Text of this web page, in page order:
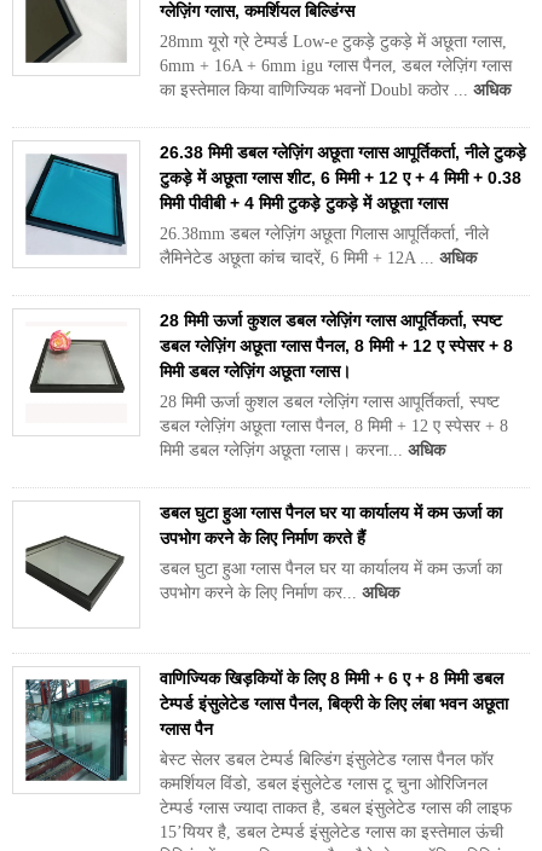
ग्लेज़िंग ग्लास, कमर्शियल बिल्डिंग्स
28mm यूरो ग्रे टेम्पर्ड Low-e टुकड़े टुकड़े में अछूता ग्लास,
6mm + 16A + 6mm igu ग्लास पैनल, डबल ग्लेज़िंग ग्लास
का इस्तेमाल किया वाणिज्यिक भवनों Doubl कठोर ... अधिक
26.38 मिमी डबल ग्लेज़िंग अछूता ग्लास आपूर्तिकर्ता, नीले टुकड़े
टुकड़े में अछूता ग्लास शीट, 6 मिमी + 12 ए + 4 मिमी + 0.38
मिमी पीवीबी + 4 मिमी टुकड़े टुकड़े में अछूता ग्लास
26.38mm डबल ग्लेज़िंग अछूता गिलास आपूर्तिकर्ता, नीले
लैमिनेटेड अछूता कांच चादरें, 6 मिमी + 12A ... अधिक
28 मिमी ऊर्जा कुशल डबल ग्लेज़िंग ग्लास आपूर्तिकर्ता, स्पष्ट
डबल ग्लेज़िंग अछूता ग्लास पैनल, 8 मिमी + 12 ए स्पेसर + 8
मिमी डबल ग्लेज़िंग अछूता ग्लास।
28 मिमी ऊर्जा कुशल डबल ग्लेज़िंग ग्लास आपूर्तिकर्ता, स्पष्ट
डबल ग्लेज़िंग अछूता ग्लास पैनल, 8 मिमी + 12 ए स्पेसर + 8
मिमी डबल ग्लेज़िंग अछूता ग्लास। करना... अधिक
डबल घुटा हुआ ग्लास पैनल घर या कार्यालय में कम ऊर्जा का
उपभोग करने के लिए निर्माण करते हैं
डबल घुटा हुआ ग्लास पैनल घर या कार्यालय में कम ऊर्जा का
उपभोग करने के लिए निर्माण कर... अधिक
वाणिज्यिक खिड़कियों के लिए 8 मिमी + 6 ए + 8 मिमी डबल
टेम्पर्ड इंसुलेटेड ग्लास पैनल, बिक्री के लिए लंबा भवन अछूता
ग्लास पैन
बेस्ट सेलर डबल टेम्पर्ड बिल्डिंग इंसुलेटेड ग्लास पैनल फॉर
कमर्शियल विंडो, डबल इंसुलेटेड ग्लास टू चुना ओरिजिनल
टेम्पर्ड ग्लास ज्यादा ताकत है, डबल इंसुलेटेड ग्लास की लाइफ
15’यियर है, डबल टेम्पर्ड इंसुलेटेड ग्लास का इस्तेमाल ऊंची